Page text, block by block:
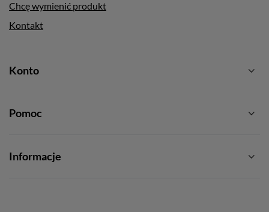
Chcę wymienić produkt
Kontakt
Konto
Pomoc
Informacje